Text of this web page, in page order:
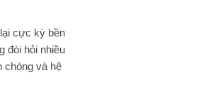
cực kỳ bền
đòi hỏi nhiều
chóng và hệ